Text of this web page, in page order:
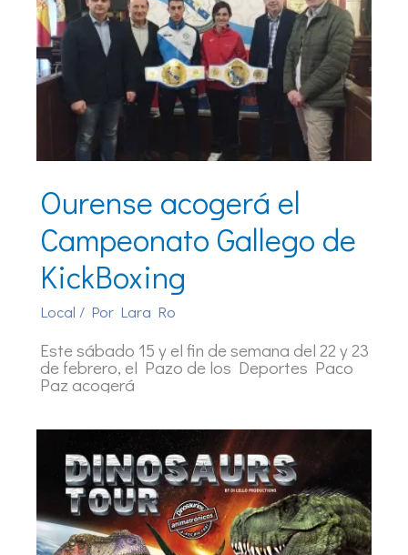
Ourense acogerá el
Campeonato Gallego de
KickBoxing
Local / Por Lara Ro
Este sábado 15 y el fin de semana del 22 y 23
de febrero, el Pazo de los Deportes Paco
Paz acogerá